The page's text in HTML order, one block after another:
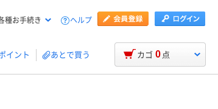
種お手続き ヘルプ
イント あとで買う カゴ 0 点